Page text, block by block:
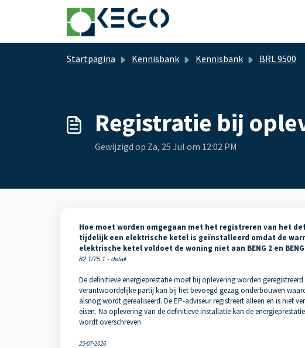
Doorgaan naar hoofdinhoud
Startpagina Kennisbank Kennisbank BRL 9500
Registratie bij
Gewijzigd op Za, 25 Jul om 12:02 PM
Hoe moet worden omgegaan met het registreren van het
tijdelijk een elektrische ketel is geïnstalleerd omdat de
elektrische ketel voldoet de woning niet aan BENG 2 en BENG
82.1/75.1 - detail
De definitieve energieprestatie moet bij oplevering worden
verantwoordelijke partij kan bij het bevoegd gezag onderbouwen
alsnog wordt gerealiseerd. De EP-adviseur registreert alleen en is niet
eisen. Na oplevering van de definitieve installatie kan de
wordt overschreven.
25-07-2026